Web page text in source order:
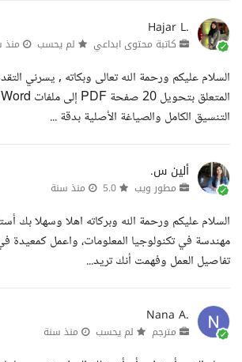
Hajar L.
كاتبة محتوى ابداعي لم يحسب منذ
السلام عليكم ورحمة الله تعالى وبكاته , يسرني
التنسيق الكامل والصياغة الأصلية بدقة ...
ألين س.
مطور ويب منذ سنة
مهندسة في تكنولوجيا المعلومات، واعمل كمعيدة
تفاصيل العمل وفهمت أنك تريد...
Nana A.
مترجم لم يحسب منذ سنة